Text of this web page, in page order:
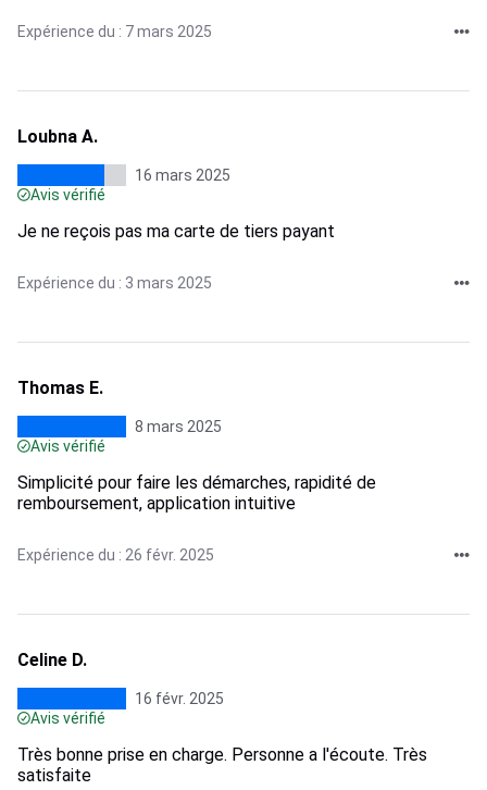
Expérience du : 7 mars 2025
Loubna A.
16 mars 2025
Avis vérifié
Je ne reçois pas ma carte de tiers payant
Expérience du : 3 mars 2025
Thomas E.
8 mars 2025
Avis vérifié
Simplicité pour faire les démarches, rapidité de
remboursement, application intuitive
Expérience du : 26 févr. 2025
Celine D.
16 févr. 2025
Avis vérifié
Très bonne prise en charge. Personne a l'écoute. Très
satisfaite